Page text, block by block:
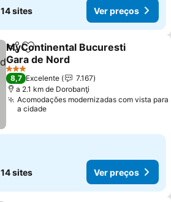
14 sites Ver preços
PartilharAdicionar aos favoritos
MyContinental Bucuresti
Gara de Nord
3 Estrelas
8,7 Excelente
7.167
a 2.1 km de Dorobanţi
Acomodações modernizadas com vista para
a cidade
14 sites Ver preços